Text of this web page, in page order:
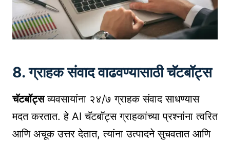
8. ग्राहक संवाद वाढवण्यासाठी चॅटबॉट्स
चॅटबॉट्सव्यवसायांना २४/७ ग्राहक संवाद साधण्यास
मदत करतात. हे AI चॅटबॉट्स ग्राहकांच्या प्रश्नांना त्वरित
आणि अचूक उत्तर देतात, त्यांना उत्पादने सुचवतात आणि